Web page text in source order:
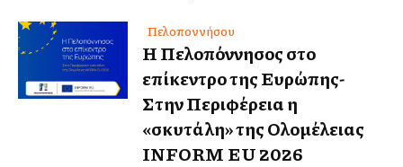
Πελοποννήσου
Η Πελοπόννησος στο
επίκεντρο της Ευρώπης-
Στην Περιφέρεια η
«σκυτάλη» της Ολομέλειας
INFORM EU 2026